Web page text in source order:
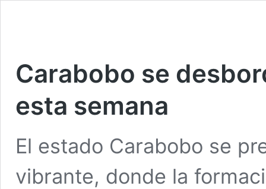
Carabobo se
esta semana
El estado Carabobo se
vibrante, donde la